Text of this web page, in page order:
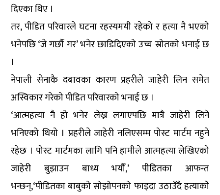
दिएका थिए ।
तर, पीडित परिवारले घटना रहस्यमयी रहेको र हत्या नै भएको
भनेपछि ‘जे गर्छौ गर’ भनेर छाडिदिएको उच्च स्रोतको भनाई छ
।
नेपाली सेनाकै दबावका कारण प्रहरीले जाहेरी लिन समेत
अस्विकार गरेको पीडित परिवारको भनाई छ ।
‘आत्महत्या नै हो भनेर लेख्न लगाएपछि मात्रै जाहेरी लिने
भनिएको थियो । प्रहरीले जाहेरी नलिएसम्म पोस्ट मार्टम नहुने
रहेछ । पोस्ट मार्टमका लागि पनि हामीले आत्महत्या लेखिएको
जाहेरी बुझाउन बाध्य भयौँ,’ पीडितका आफन्त
भन्छन्,‘पीडितका बाबुको सोझोपनको फाइदा उठाउँदै हत्याकोे